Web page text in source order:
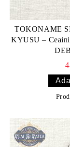
TOKONAME
KYUSU –